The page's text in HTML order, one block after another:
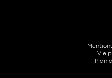
Vie
Plan